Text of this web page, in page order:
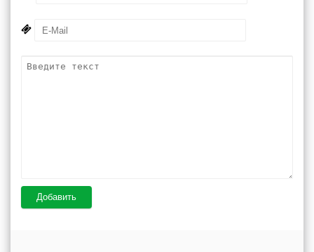
Добавить